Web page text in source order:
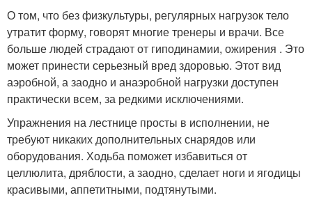
О том, что без физкультуры, регулярных нагрузок тело
утратит форму, говорят многие тренеры и врачи. Все
больше людей страдают от гиподинамии, ожирения . Это
может принести серьезный вред здоровью. Этот вид
аэробной, а заодно и анаэробной нагрузки доступен
практически всем, за редкими исключениями.
Упражнения на лестнице просты в исполнении, не
требуют никаких дополнительных снарядов или
оборудования. Ходьба поможет избавиться от
целлюлита, дряблости, а заодно, сделает ноги и ягодицы
красивыми, аппетитными, подтянутыми.